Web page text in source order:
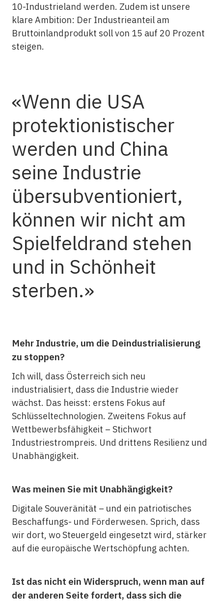
10-Industrieland werden. Zudem ist unsere
klare Ambition: Der Industrieanteil am
Bruttoinlandprodukt soll von 15 auf 20 Prozent
steigen.
Wenn die USA
protektionistischer
werden und China
seine Industrie
übersubventioniert,
können wir nicht am
Spielfeldrand stehen
und in Schönheit
sterben.
Mehr Industrie, um die Deindustrialisierung
zu stoppen?
Ich will, dass Österreich sich neu
industrialisiert, dass die Industrie wieder
wächst. Das heisst: erstens Fokus auf
Schlüsseltechnologien. Zweitens Fokus auf
Wettbewerbsfähigkeit – Stichwort
Industriestrompreis. Und drittens Resilienz und
Unabhängigkeit.
Was meinen Sie mit Unabhängigkeit?
Digitale Souveränität – und ein patriotisches
Beschaffungs- und Förderwesen. Sprich, dass
wir dort, wo Steuergeld eingesetzt wird, stärker
auf die europäische Wertschöpfung achten.
Ist das nicht ein Widerspruch, wenn man auf
der anderen Seite fordert, dass sich die